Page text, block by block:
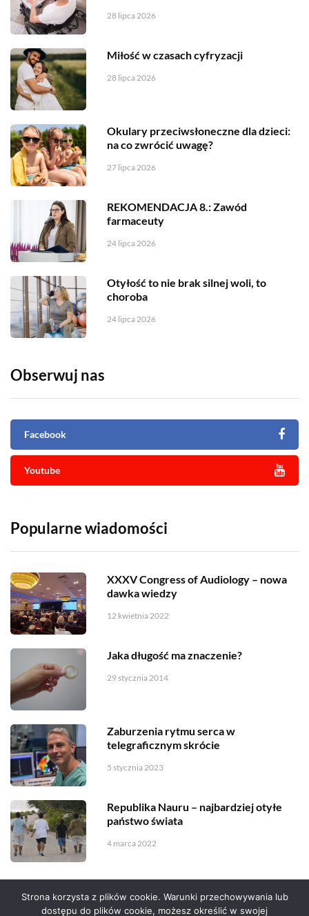
28 lipca 2026
Miłość w czasach cyfryzacji
28 lipca 2026
Okulary przeciwsłoneczne dla dzieci:
na co zwrócić uwagę?
27 lipca 2026
REKOMENDACJA 8.: Zawód
farmaceuty
24 lipca 2026
Otyłość to nie brak silnej woli, to
choroba
24 lipca 2026
Obserwuj nas
Facebook
Youtube
Popularne wiadomości
XXXV Congress of Audiology – nowa
dawka wiedzy
12 kwietnia 2022
Jaka długość ma znaczenie?
29 stycznia 2014
Zaburzenia rytmu serca w
telegraficznym skrócie
5 stycznia 2023
Republika Nauru – najbardziej otyłe
państwo świata
4 marca 2022
Strona korzysta z plików cookie. Warunki przechowywania lub
dostępu do plików cookie, możesz określić w swojej